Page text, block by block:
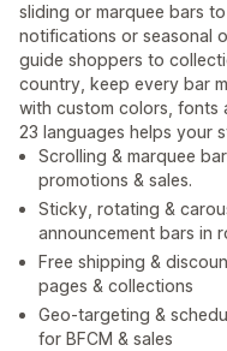
sliding or marquee bars
notifications or seasonal
guide shoppers to
country, keep every bar
with custom colors, fonts
23 languages helps your
Scrolling & marquee
promotions & sales.
Sticky, rotating &
announcement bars in
Free shipping &
pages & collections
Geo-targeting &
for BFCM & sales